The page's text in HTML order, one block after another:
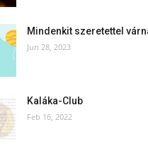
Mindenkit szeretettel
Jun 28, 2023
Kaláka-Club
Feb 16, 2022